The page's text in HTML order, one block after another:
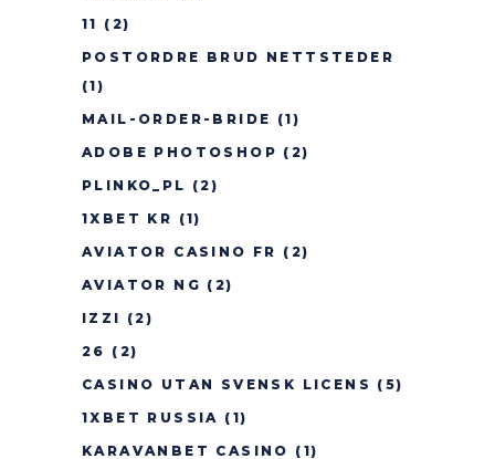
11 (2)
POSTORDRE BRUD NETTSTEDER
(1)
MAIL-ORDER-BRIDE (1)
ADOBE PHOTOSHOP (2)
PLINKO_PL (2)
1XBET KR (1)
AVIATOR CASINO FR (2)
AVIATOR NG (2)
IZZI (2)
26 (2)
CASINO UTAN SVENSK LICENS (5)
1XBET RUSSIA (1)
KARAVANBET CASINO (1)